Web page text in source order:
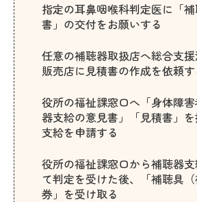
指定の耳鼻咽喉科判定医に「
書」の交付をお願いする
任意の補聴器取扱店へ総合支
販売店に見積書の作成を依頼す
役所の福祉課窓口へ「身体障
器支給の意見書」「見積書」
支給を申請する
役所の福祉課窓口から補聴器
て判定を受けた後、「補聴具
券」を受け取る